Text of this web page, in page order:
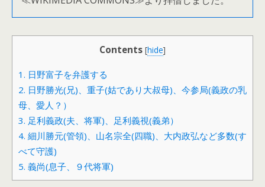
Contents [hide]
1. 日野富子を弁護する
2. 日野勝光(兄)、重子(姑であり大叔母)、今参局(義政の乳
母、愛人？）
3. 足利義政(夫、将軍)、足利義視(義弟）
4. 細川勝元(管領)、山名宗全(四職)、大内政弘など多数(す
べて守護)
5. 義尚(息子、９代将軍)